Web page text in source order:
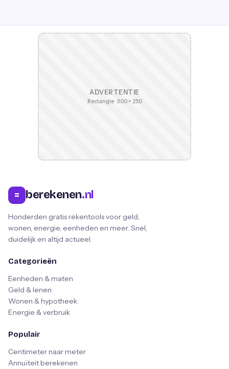
ADVERTENTIE
Rectangle · 300 × 250
= berekenen.nl
Honderden gratis rekentools voor geld,
wonen, energie, eenheden en meer. Snel,
duidelijk en altijd actueel.
Categorieën
Eenheden & maten
Geld & lenen
Wonen & hypotheek
Energie & verbruik
Populair
Centimeter naar meter
Annuïteit berekenen